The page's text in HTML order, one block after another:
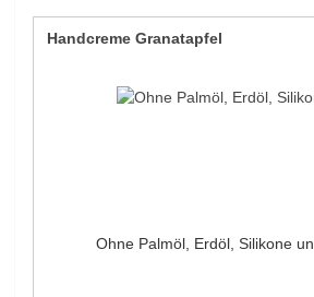
Handcreme Granatapfel
Ohne Palmöl, Erdöl, Silikone